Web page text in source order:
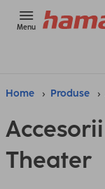
Menu
Home Produse
Theater